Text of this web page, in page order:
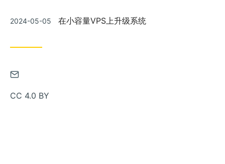
发
2024-05-05 在小容量VPS上升级系统
通
邮
CC 4.0 BY